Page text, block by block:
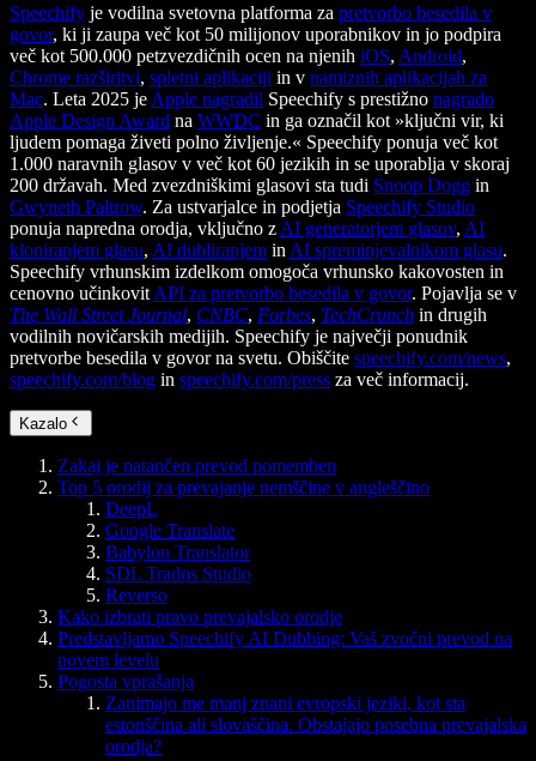
Speechify je vodilna svetovna platforma za pretvorbo besedila v
govor, ki ji zaupa več kot 50 milijonov uporabnikov in jo podpira
več kot 500.000 petzvezdičnih ocen na njenih iOS, Android,
Chrome razširitvi, spletni aplikaciji in v namiznih aplikacijah za
Mac. Leta 2025 je Apple nagradil Speechify s prestižno nagrado
Apple Design Award na WWDC in ga označil kot »ključni vir, ki
ljudem pomaga živeti polno življenje.« Speechify ponuja več kot
1.000 naravnih glasov v več kot 60 jezikih in se uporablja v skoraj
200 državah. Med zvezdniškimi glasovi sta tudi Snoop Dogg in
Gwyneth Paltrow. Za ustvarjalce in podjetja Speechify Studio
ponuja napredna orodja, vključno z AI generatorjem glasov, AI
kloniranjem glasu, AI dubliranjem in AI spreminjevalnikom glasu.
Speechify vrhunskim izdelkom omogoča vrhunsko kakovosten in
cenovno učinkovit API za pretvorbo besedila v govor. Pojavlja se v
The Wall Street Journal, CNBC, Forbes, TechCrunch in drugih
vodilnih novičarskih medijih. Speechify je največji ponudnik
pretvorbe besedila v govor na svetu. Obiščite speechify.com/news,
speechify.com/blog in speechify.com/press za več informacij.
Kazalo
Zakaj je natančen prevod pomemben
Top 5 orodij za prevajanje nemščine v angleščino
DeepL
Google Translate
Babylon Translator
SDL Trados Studio
Reverso
Kako izbrati pravo prevajalsko orodje
Predstavljamo Speechify AI Dubbing: Vaš zvočni prevod na
novem levelu
Pogosta vprašanja
Zanimajo me manj znani evropski jeziki, kot sta
estonščina ali slovaščina. Obstajajo posebna prevajalska
orodja?